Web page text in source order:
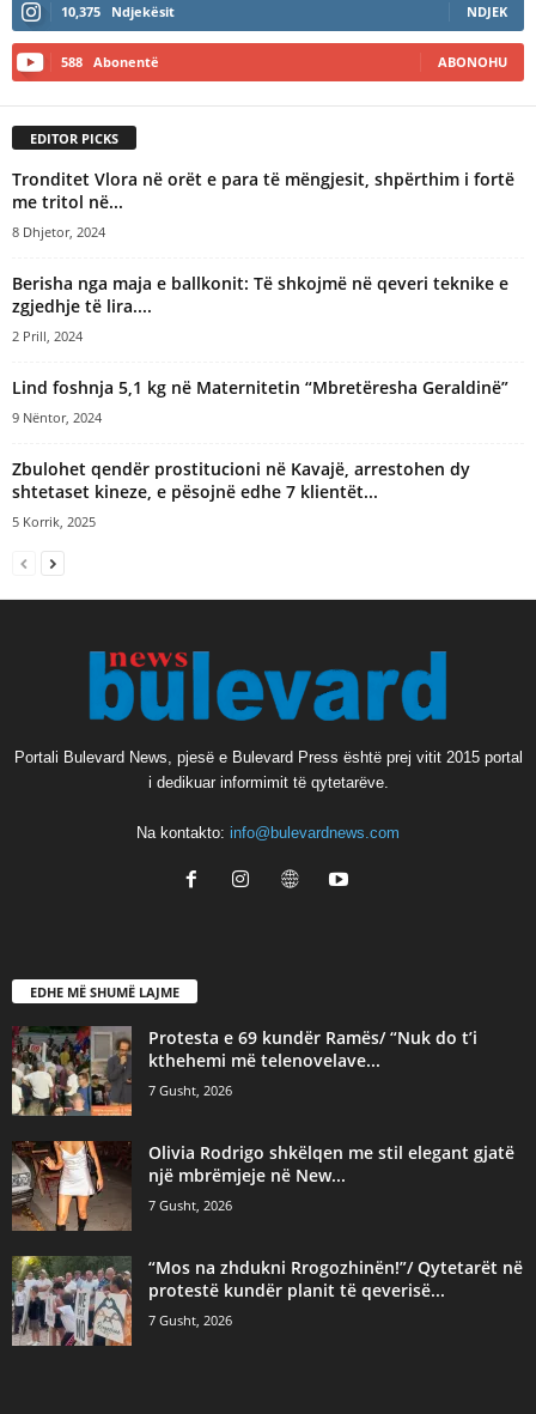
10,375 Ndjekësit NDJEK
588 Abonentë ABONOHU
EDITOR PICKS
Tronditet Vlora në orët e para të mëngjesit, shpërthim i fortë
me tritol në...
8 Dhjetor, 2024
Berisha nga maja e ballkonit: Të shkojmë në qeveri teknike e
zgjedhje të lira....
2 Prill, 2024
Lind foshnja 5,1 kg në Maternitetin “Mbretëresha Geraldinë”
9 Nëntor, 2024
Zbulohet qendër prostitucioni në Kavajë, arrestohen dy
shtetaset kineze, e pësojnë edhe 7 klientët...
5 Korrik, 2025
Portali Bulevard News, pjesë e Bulevard Press është prej vitit 2015 portal
i dedikuar informimit të qytetarëve.
Na kontakto: info@bulevardnews.com
EDHE MË SHUMË LAJME
Protesta e 69 kundër Ramës/ “Nuk do t’i
kthehemi më telenovelave...
7 Gusht, 2026
Olivia Rodrigo shkëlqen me stil elegant gjatë
një mbrëmjeje në New...
7 Gusht, 2026
“Mos na zhdukni Rrogozhinën!”/ Qytetarët në
protestë kundër planit të qeverisë...
7 Gusht, 2026